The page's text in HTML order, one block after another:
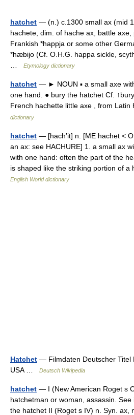
hatchet — (n.) c.1300 small ax (mid
hachete, dim. of hache ax, battle
Frankish *happja or some other
*hæbijo (Cf. O.H.G. happa sickle,
Etymology dictionary
hatchet — ► NOUN ▪ a small axe
one hand. ● bury the hatchet Cf.
French hachette little axe , from
dictionary
hatchet — [hach′it] n. [ME hachet <
an ax: see HACHURE] 1. a small ax
with one hand: often the part of the
is shaped like the striking portion of
English World dictionary
Hatchet — Filmdaten Deutscher Titel
USA …
Deutsch Wikipedia
hatchet — I (New American Roget s
hatchetman or woman, assassin.
the hatchet II (Roget s IV) n. Syn. ax,